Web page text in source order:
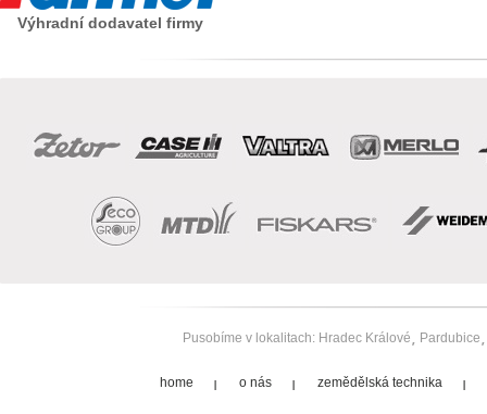
Výhradní dodavatel firmy
Pusobíme v lokalitach: Hradec Králové Pardubice
home o nás zemědělská technika